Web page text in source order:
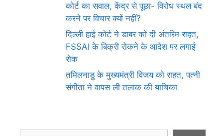
कोर्ट का सवाल, केंद्र से पूछा- विरोध स्थल बंद
करने पर विचार क्यों नहीं?
दिल्ली हाई कोर्ट ने डाबर को दी अंतरिम राहत,
FSSAI के बिक्री रोकने के आदेश पर लगाई
रोक
तमिलनाडु के मुख्यमंत्री विजय को राहत, पत्नी
संगीता ने वापस ली तलाक की याचिका